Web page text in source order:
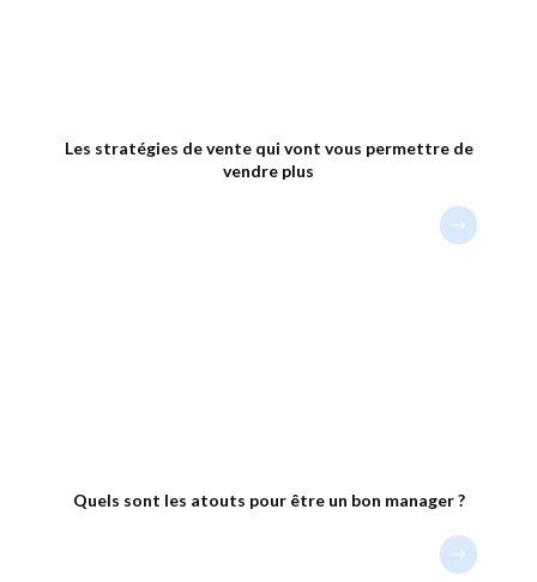
Les stratégies de vente qui vont vous permettre de
vendre plus
Quels sont les atouts pour être un bon manager ?